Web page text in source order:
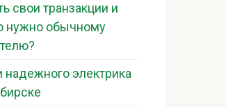
свои транзакции и
нужно обычному
надежного электрика